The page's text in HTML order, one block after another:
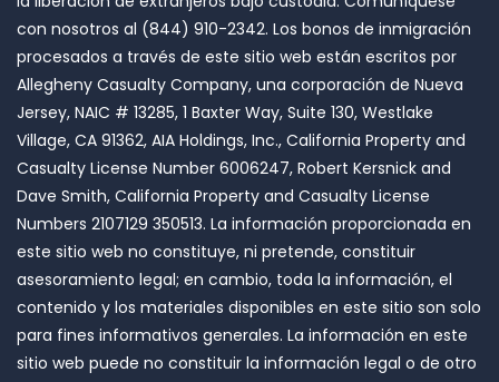
con nosotros al (844) 910-2342. Los bonos de inmigración
procesados ​​a través de este sitio web están escritos por
Allegheny Casualty Company, una corporación de Nueva
Jersey, NAIC # 13285, 1 Baxter Way, Suite 130, Westlake
Village, CA 91362, AIA Holdings, Inc., California Property and
Casualty License Number 6006247, Robert Kersnick and
Dave Smith, California Property and Casualty License
Numbers 2107129 350513. La información proporcionada en
este sitio web no constituye, ni pretende, constituir
asesoramiento legal; en cambio, toda la información, el
contenido y los materiales disponibles en este sitio son solo
para fines informativos generales. La información en este
sitio web puede no constituir la información legal o de otro